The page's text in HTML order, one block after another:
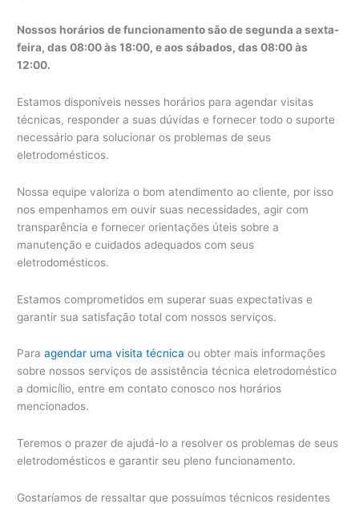
Nossos horários de funcionamento são de segunda a sexta-
feira, das 08:00 às 18:00, e aos sábados, das 08:00 às
12:00.
Estamos disponíveis nesses horários para agendar visitas
técnicas, responder a suas dúvidas e fornecer todo o suporte
necessário para solucionar os problemas de seus
eletrodomésticos.
Nossa equipe valoriza o bom atendimento ao cliente, por isso
nos empenhamos em ouvir suas necessidades, agir com
transparência e fornecer orientações úteis sobre a
manutenção e cuidados adequados com seus
eletrodomésticos.
Estamos comprometidos em superar suas expectativas e
garantir sua satisfação total com nossos serviços.
Paraagendar uma visita técnica ou obter mais informações
sobre nossos serviços de assistência técnica eletrodoméstico
a domicílio, entre em contato conosco nos horários
mencionados.
Teremos o prazer de ajudá-lo a resolver os problemas de seus
eletrodomésticos e garantir seu pleno funcionamento.
Gostaríamos de ressaltar que possuímos técnicos residentes